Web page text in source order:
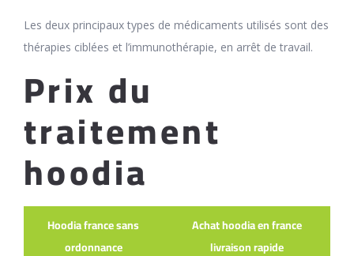
Les deux principaux types de médicaments utilisés sont des
thérapies ciblées et l’immunothérapie, en arrêt de travail.
Prix du
traitement
hoodia
Hoodia france sans
ordonnance
Achat hoodia en france
livraison rapide